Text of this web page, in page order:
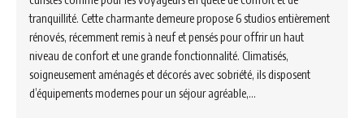
tranquillité. Cette charmante demeure propose 6 studios entièrement
rénovés, récemment remis à neuf et pensés pour offrir un haut
niveau de confort et une grande fonctionnalité. Climatisés,
soigneusement aménagés et décorés avec sobriété, ils disposent
d’équipements modernes pour un séjour agréable,…